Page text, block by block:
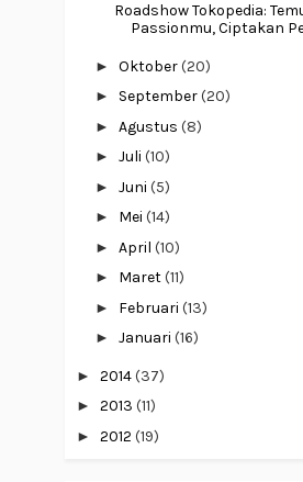
Roadshow Tokopedia:
Passionmu, Ciptakan
► Oktober(20)
► September(20)
► Agustus (8)
► Juli (10)
► Juni (5)
► Mei (14)
► April (10)
► Maret(11)
► Februari (13)
► Januari (16)
► 2014(37)
► 2013 (11)
► 2012 (19)